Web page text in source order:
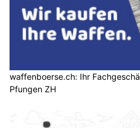
waffenboerse.ch: Ihr
Pfungen ZH